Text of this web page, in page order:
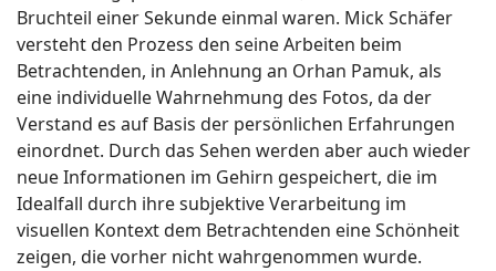
Bruchteil einer Sekunde einmal waren. Mick Schäfer
versteht den Prozess den seine Arbeiten beim
Betrachtenden, in Anlehnung an Orhan Pamuk, als
eine individuelle Wahrnehmung des Fotos, da der
Verstand es auf Basis der persönlichen Erfahrungen
einordnet. Durch das Sehen werden aber auch wieder
neue Informationen im Gehirn gespeichert, die im
Idealfall durch ihre subjektive Verarbeitung im
visuellen Kontext dem Betrachtenden eine Schönheit
zeigen, die vorher nicht wahrgenommen wurde.